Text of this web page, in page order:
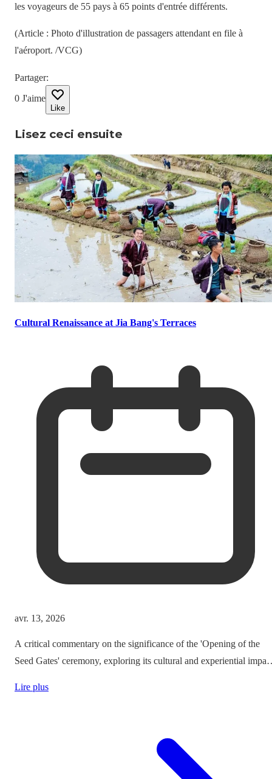
les voyageurs de 55 pays à 65 points d'entrée différents.
(Article : Photo d'illustration de passagers attendant en file à
l'aéroport. /VCG)
Partager:
0 J'aime
Like
Lisez ceci ensuite
Cultural Renaissance at Jia Bang's Terraces
avr. 13, 2026
A critical commentary on the significance of the 'Opening of the
Seed Gates' ceremony, exploring its cultural and experiential
Lire plus